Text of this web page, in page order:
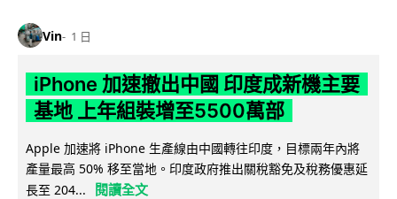
Vin 1 日
iPhone 加速撤出中國 印度成新機主要
基地 上年組裝增至5500萬部
Apple 加速將 iPhone 生產線由中國轉往印度，目標兩年內將
產量最高 50% 移至當地。印度政府推出關稅豁免及稅務優惠延
長至 204...
閱讀全文